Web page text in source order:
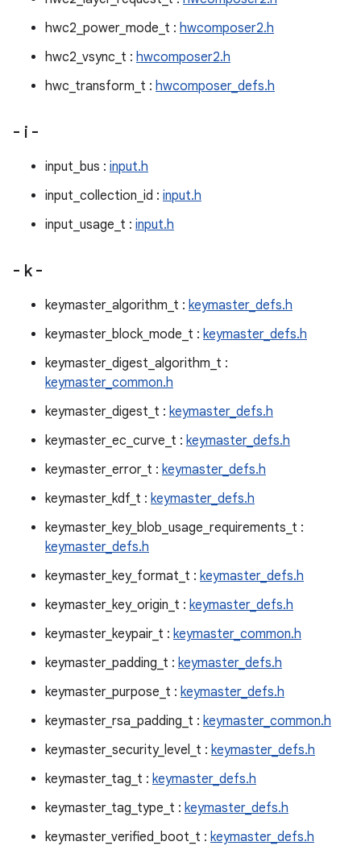
hwc2_power_mode_t : hwcomposer2.h
hwc2_vsync_t : hwcomposer2.h
hwc_transform_t : hwcomposer_defs.h
- i -
input_bus : input.h
input_collection_id : input.h
input_usage_t : input.h
- k -
keymaster_algorithm_t : keymaster_defs.h
keymaster_block_mode_t : keymaster_defs.h
keymaster_digest_algorithm_t :
keymaster_common.h
keymaster_digest_t : keymaster_defs.h
keymaster_ec_curve_t : keymaster_defs.h
keymaster_error_t : keymaster_defs.h
keymaster_kdf_t : keymaster_defs.h
keymaster_key_blob_usage_requirements_t :
keymaster_defs.h
keymaster_key_format_t : keymaster_defs.h
keymaster_key_origin_t : keymaster_defs.h
keymaster_keypair_t : keymaster_common.h
keymaster_padding_t : keymaster_defs.h
keymaster_purpose_t : keymaster_defs.h
keymaster_rsa_padding_t : keymaster_common.h
keymaster_security_level_t : keymaster_defs.h
keymaster_tag_t : keymaster_defs.h
keymaster_tag_type_t : keymaster_defs.h
keymaster_verified_boot_t : keymaster_defs.h